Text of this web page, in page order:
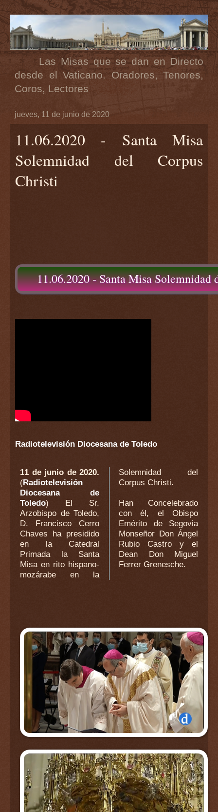
Las Misas que se dan en Directo
desde el Vaticano. Oradores, Tenores,
Coros, Lectores
jueves, 11 de junio de 2020
11.06.2020 - Santa Misa
Solemnidad del Corpus
Christi
11.06.2020 - Santa Misa Solemnidad
Radiotelevisión Diocesana de Toledo
11 de junio de 2020.
(Radiotelevisión
Diocesana de
Toledo) El Sr.
Arzobispo de Toledo,
D. Francisco Cerro
Chaves ha presidido
en la Catedral
Primada la Santa
Misa en rito hispano-
mozárabe en la
Solemnidad del
Corpus Christi.
Han Concelebrado
con él, el Obispo
Emérito de Segovia
Monseñor Don Ángel
Rubio Castro y el
Dean Don Miguel
Ferrer Grenesche.